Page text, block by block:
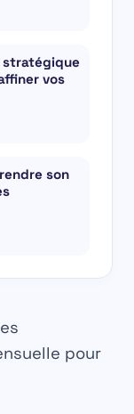
stratégique
vos
son
pour